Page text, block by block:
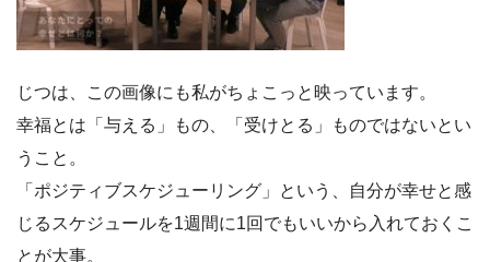
じつは、この画像にも私がちょこっと映っています。
幸福とは「与える」もの、「受けとる」ものではないとい
うこと。
「ポジティブスケジューリング」という、自分が幸せと感
じるスケジュールを1週間に1回でもいいから入れておくこ
とが大事。